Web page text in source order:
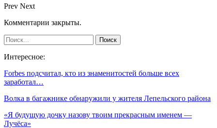
Prev Next
Комментарии закрыты.
Интересное:
Forbes подсчитал, кто из знаменитостей больше всех
заработал…
Волка в багажнике обнаружили у жителя Лепельского района
«Я будущую дочку назову твоим прекрасным именем —
Лучёса»